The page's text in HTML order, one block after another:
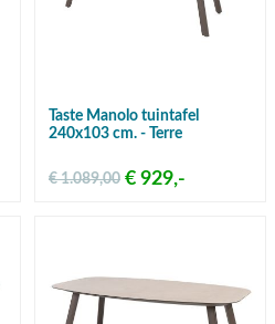
Taste Manolo tuintafel
240x103 cm. - Terre
€ 929,-
€ 1.089,00